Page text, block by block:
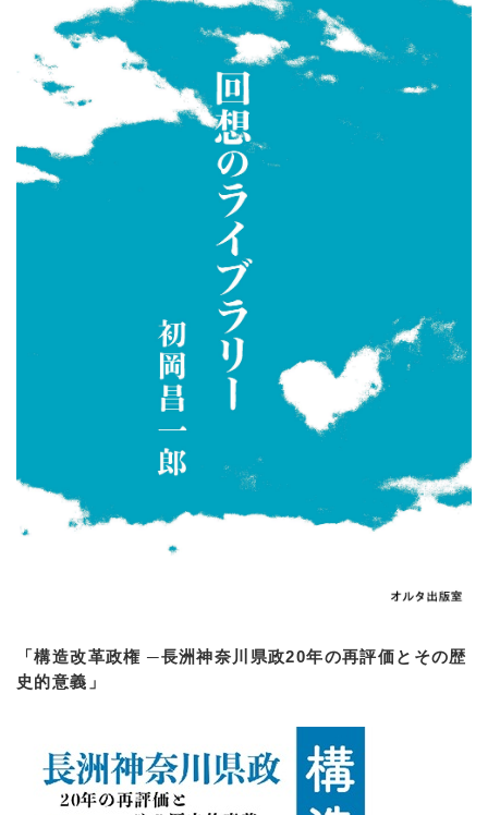
「構造改革政権 ─長洲神奈川県政20年の再評価とその歴
史的意義」